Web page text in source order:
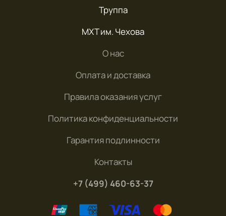
Труппа
МХТ им. Чехова
О нас
Оплата и доставка
Правила оказания услуг
Политика конфиденциальности
Гарантия подлинности
Контакты
+7 (499) 460-63-37